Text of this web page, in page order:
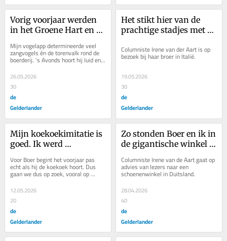
Vorig voorjaar werden
in het Groene Hart en de
torenvalken gezenderd
Mijn vogelapp determineerde veel
zangvogels én de torenvalk rond de
boerderij. ’s Avonds hoort hij luid en
duidelijk de roep van de kerkuil.
26.05.2026
30
de
Gelderlander
Het stikt hier van de
prachtige stadjes met
vergezichten
Columniste Irene van der Aart is op
bezoek bij haar broer in Italië.
19.05.2026
30
de
Gelderlander
Mijn koekoekimitatie is
goed. Ik werd
Common Cuckoo.
Voor Boer begint het voorjaar pas
echt als hij de koekoek hoort. Dus
gaan we dus op zoek, vooral op
broeierige dagen in een waterrijke
omgeving....
12.05.2026
20
de
Gelderlander
Zo stonden Boer en ik in
de gigantische winkel
schoenen
Columniste Irene van de Aart gaat op
advies van lezers naar een
schoenenwinkel in Duitsland.
28.04.2026
40
de
Gelderlander